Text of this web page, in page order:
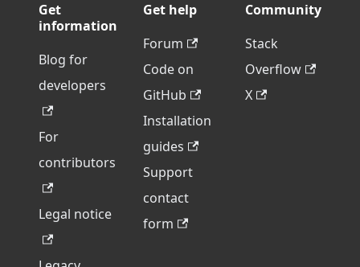
Get
information
Blog for
developers
For
contributors
Legal notice
Get help
Forum
Code on
GitHub
Installation
guides
Support
contact
form
Community
Stack
Overflow
X